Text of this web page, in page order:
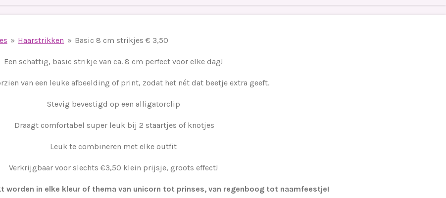
» Haarstrikken » Basic 8 cm strikjes € 3,50
Een schattig, basic strikje van ca. 8 cm perfect voor elke dag!
van een leuke afbeelding of print, zodat het nét dat beetje extra geeft.
Stevig bevestigd op een alligatorclip
Draagt comfortabel super leuk bij 2 staartjes of knotjes
Leuk te combineren met elke outfit
Verkrijgbaar voor slechts €3,50 klein prijsje, groots effect!
worden in elke kleur of thema van unicorn tot prinses, van regenboog tot naamfeestje!